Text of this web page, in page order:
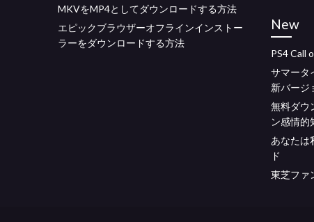
MKVをMP4としてダウンロードする方法
エピックブラウザーオフラインインストー
ラーをダウンロードする方法
New
PS4 Call
サマータ
新バージ
無料ダウ
ン感情的
あなたは
ド
東芝ファ